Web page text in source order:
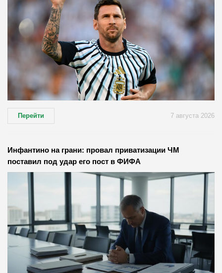
Перейти 7 августа 2026
Инфантино на грани: провал приватизации ЧМ
поставил под удар его пост в ФИФА